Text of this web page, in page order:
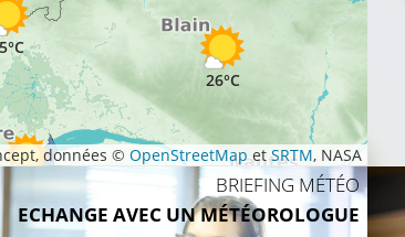
26°C
26°C
données © OpenStreetMap etSRTM, NASA
BRIEFING MÉTÉO
ECHANGE AVEC UN MÉTÉOROLOGUE